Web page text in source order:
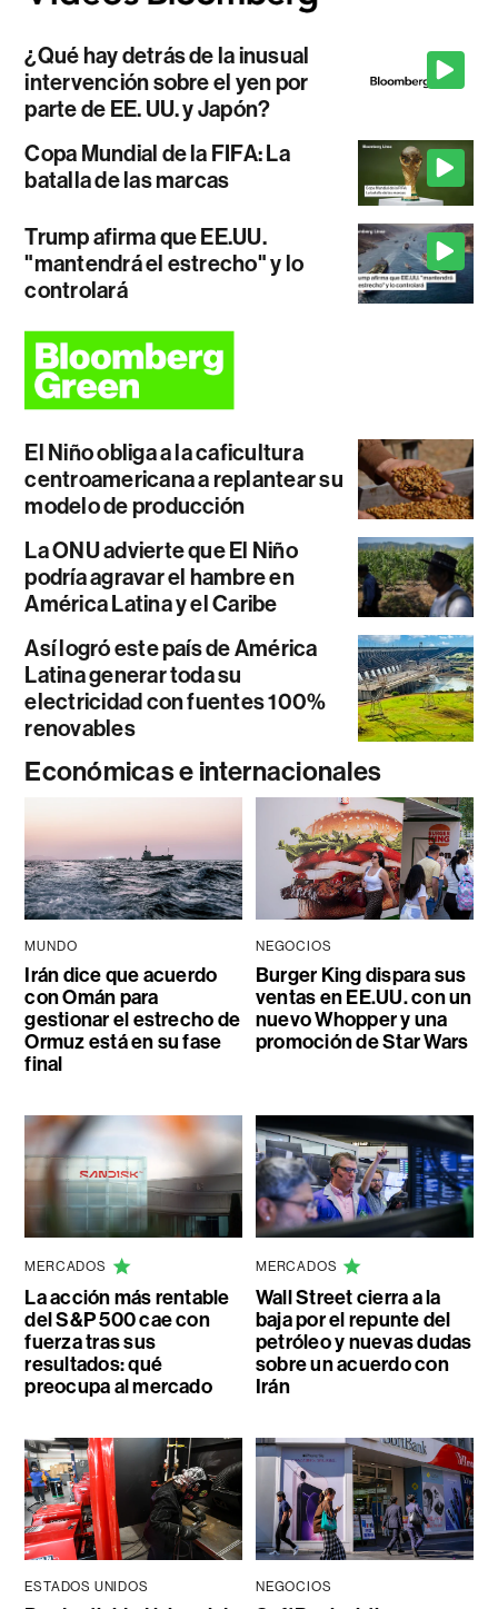
¿Qué hay detrás de la inusual
intervención sobre el yen por
parte de EE. UU. y Japón?
Copa Mundial de la FIFA: La
batalla de las marcas
Trump afirma que EE.UU.
"mantendrá el estrecho" y lo
controlará
El Niño obliga a la caficultura
centroamericana a replantear su
modelo de producción
La ONU advierte que El Niño
podría agravar el hambre en
América Latina y el Caribe
Así logró este país de América
Latina generar toda su
electricidad con fuentes 100%
renovables
Económicas e internacionales
MUNDO
Irán dice que acuerdo
con Omán para
gestionar el estrecho de
Ormuz está en su fase
final
NEGOCIOS
Burger King dispara sus
ventas en EE.UU. con un
nuevo Whopper y una
promoción de Star Wars
MERCADOS
La acción más rentable
del S&P 500 cae con
fuerza tras sus
resultados: qué
preocupa al mercado
MERCADOS
Wall Street cierra a la
baja por el repunte del
petróleo y nuevas dudas
sobre un acuerdo con
Irán
ESTADOS UNIDOS NEGOCIOS